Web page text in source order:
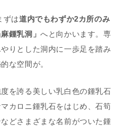
ずは道内でもわずか2カ所のみ
鍾乳洞」へと向かいます。専
りとした洞内に一歩足を踏み
な空間が。
を誇る美しい乳白色の鍾乳石
カロニ鍾乳石をはじめ、石筍
どさまざまな名前がついた鍾